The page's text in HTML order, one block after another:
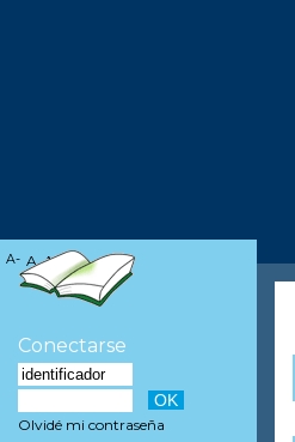
A- A A+
Conectarse
Olvidé mi contraseña